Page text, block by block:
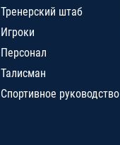
Тренерский штаб
Игроки
Персонал
Талисман
Спортивное руководство